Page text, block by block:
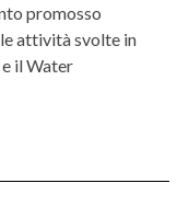
promosso
attività svolte in
il Water